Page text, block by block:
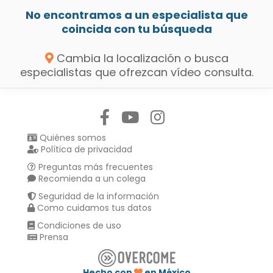
No encontramos a un especialista que
coincida con tu búsqueda
Cambia la localización o busca
especialistas que ofrezcan vídeo consulta.
Quiénes somos
Política de privacidad
Preguntas más frecuentes
Recomienda a un colega
Seguridad de la información
Como cuidamos tus datos
Condiciones de uso
Prensa